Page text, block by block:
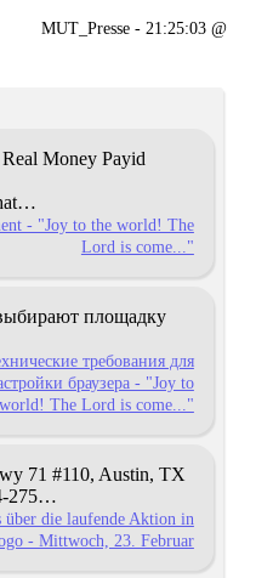
MUT_Presse - 21:25:03 @
Money Payid
- "Joy to the world! The
Lord is come..."
площадку
требования для
браузера - "Joy to
The Lord is come..."
71 #110, Austin, TX
275…
die laufende Aktion in
- Mittwoch, 23. Februar